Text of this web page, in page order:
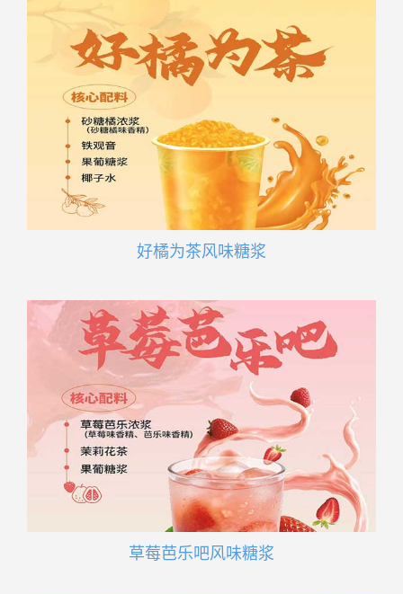
好橘为茶风味糖浆
草莓芭乐吧风味糖浆